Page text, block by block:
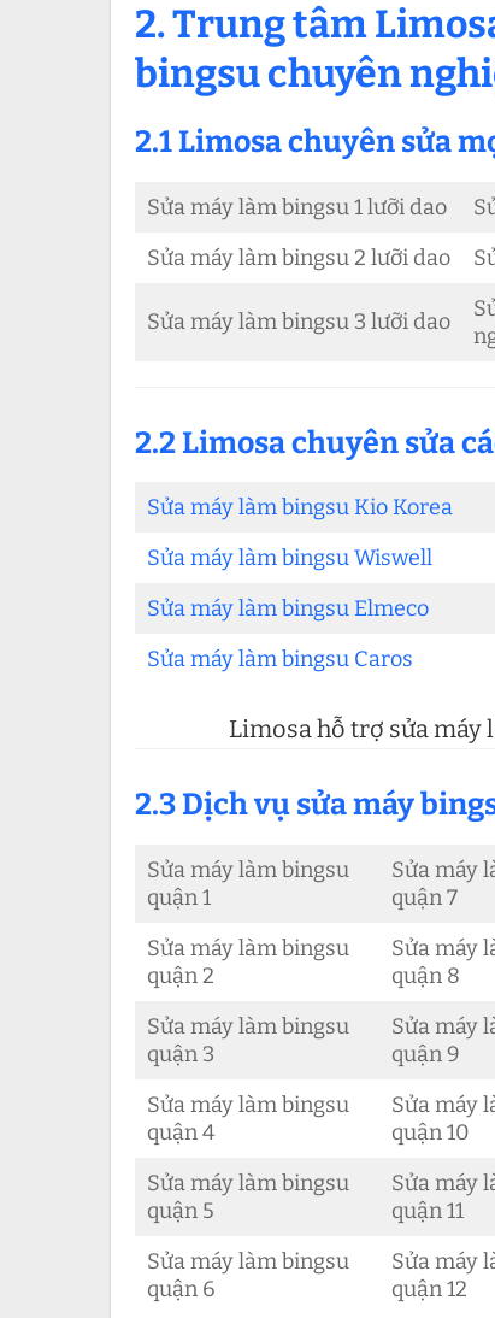
2. Trung tâm
bingsu chuyên
2.1 Limosa chuyên sửa
Sửa máy làm bingsu 1 lưỡi dao
Sửa máy làm bingsu 2 lưỡi dao
Sửa máy làm bingsu 3 lưỡi dao
2.2 Limosa chuyên sửa
Sửa máy làm bingsu Kio Korea
Sửa máy làm bingsu Wiswell
Sửa máy làm bingsu Elmeco
Sửa máy làm bingsu Caros
Limosa hỗ trợ sửa máy
2.3 Dịch vụ sửa máy
Sửa máy làm bingsu
quận 1
Sửa máy
quận 7
Sửa máy làm bingsu
quận 2
Sửa máy
quận 8
Sửa máy làm bingsu
quận 3
Sửa máy
quận 9
Sửa máy làm bingsu
quận 4
Sửa máy
quận 10
Sửa máy làm bingsu
quận 5
Sửa máy
quận 11
Sửa máy làm bingsu
quận 6
Sửa máy
quận 12